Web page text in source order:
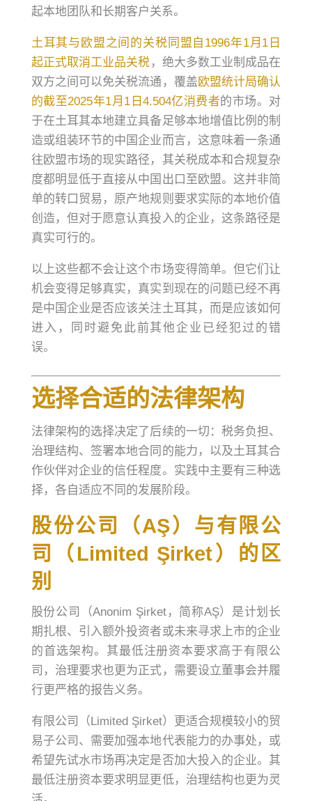
起本地团队和长期客户关系。
土耳其与欧盟之间的关税同盟自1996年1月1日
起正式取消工业品关税 ，绝大多数工业制成品在
双方之间可以免关税流通，覆盖欧盟统计局确认
的截至2025年1月1日4.504亿消费者的市场。对
于在土耳其本地建立具备足够本地增值比例的制
造或组装环节的中国企业而言，这意味着一条通
往欧盟市场的现实路径，其关税成本和合规复杂
度都明显低于直接从中国出口至欧盟。这并非简
单的转口贸易，原产地规则要求实际的本地价值
创造，但对于愿意认真投入的企业，这条路径是
真实可行的。
以上这些都不会让这个市场变得简单。但它们让
机会变得足够真实，真实到现在的问题已经不再
是中国企业是否应该关注土耳其，而是应该如何
进入，同时避免此前其他企业已经犯过的错
误。
选择合适的法律架构
法律架构的选择决定了后续的一切：税务负担、
治理结构、签署本地合同的能力，以及土耳其合
作伙伴对企业的信任程度。实践中主要有三种选
择，各自适应不同的发展阶段。
股份公司（AŞ）与有限公
司（Limited Şirket）的区
别
股份公司（Anonim Şirket，简称AŞ）是计划长
期扎根、引入额外投资者或未来寻求上市的企业
的首选架构。其最低注册资本要求高于有限公
司，治理要求也更为正式，需要设立董事会并履
行更严格的报告义务。
有限公司（Limited Şirket）更适合规模较小的贸
易子公司、需要加强本地代表能力的办事处，或
希望先试水市场再决定是否加大投入的企业。其
最低注册资本要求明显更低，治理结构也更为灵